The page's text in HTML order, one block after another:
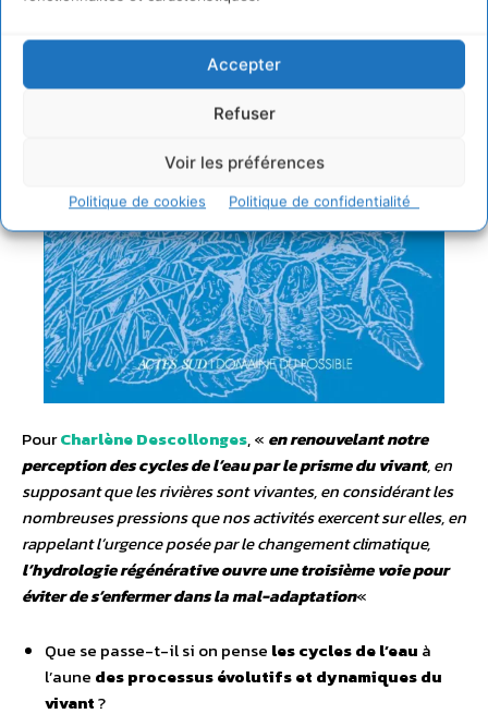
Accepter
Refuser
Voir les préférences
Politique de cookies Politique de confidentialité
PourCharlène Descollonges, « en renouvelant notre
perception des cycles de l’eau par le prisme du vivant, en
supposant que les rivières sont vivantes, en considérant les
nombreuses pressions que nos activités exercent sur elles, en
rappelant l’urgence posée par le changement climatique,
l’hydrologie régénérative ouvre une troisième voie pour
éviter de s’enfermer dans la mal-adaptation«
Que se passe-t-il si on pense les cycles de l’eau à
l’aune des processus évolutifs et dynamiques du
vivant?